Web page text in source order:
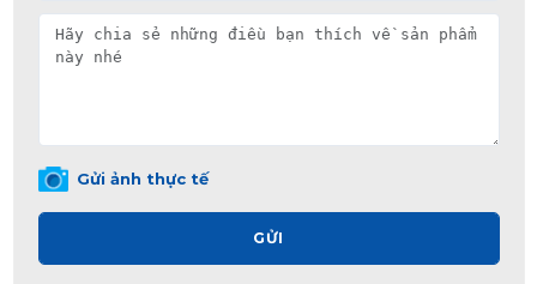
Gửi ảnh thực tế
GỬI